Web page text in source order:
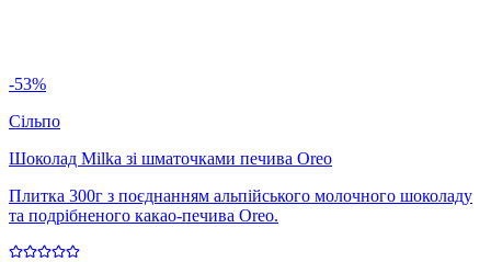
-53%
Сільпо
Шоколад Milka зі шматочками печива Oreo
Плитка 300г з поєднанням альпійського молочного шоколаду
та подрібненого какао-печива Oreo.